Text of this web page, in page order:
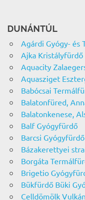
DUNÁNTÚL
Agárdi Gyógy- és
Ajka Kristályfürdő
Aquacity
Aquasziget
Babócsai
Balatonfüred,
Balatonkenese,
Balf Gyógyfürdő
Barcsi
Bázakerettyei
Borgáta
Brigetio
Bükfürdő Büki
Celldömölk